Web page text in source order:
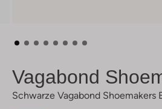
Vagabond
Schwarze Vagabond Shoemakers